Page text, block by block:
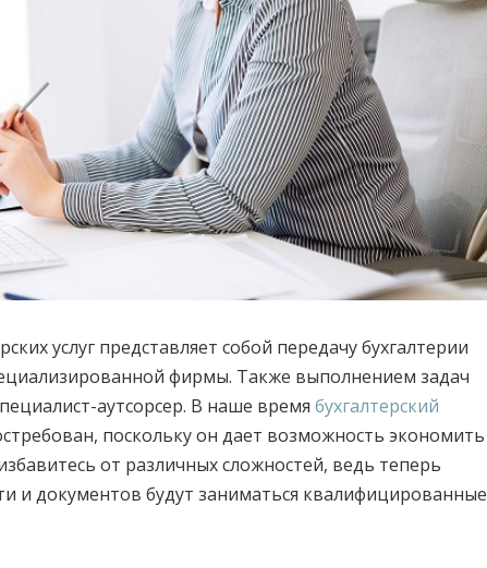
услуг представляет собой передачу бухгалтерии
фирмы. Также выполнением задач
аутсорсер. В наше время бухгалтерский
поскольку он дает возможность экономить
от различных сложностей, ведь теперь
и документов будут заниматься квалифицированные